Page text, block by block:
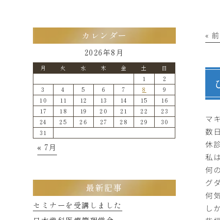
«
マ
数
休
私
何
グ
何
し
カレンダー
2026年8月
月 火 水 木 金 土
日
1
2
3
4 5 6 7 8
9
10
11 12 13 14 15
16
17
18 19 20 21 22
23
24
25 26 27 28 29
30
31
« 7月
最新記事
セミナーを受講しました